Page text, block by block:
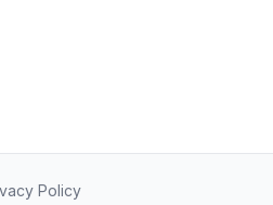
Policy